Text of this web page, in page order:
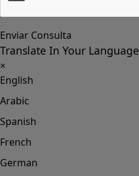
Enviar Consulta
Translate In Your Language
×
English
Arabic
Spanish
French
German